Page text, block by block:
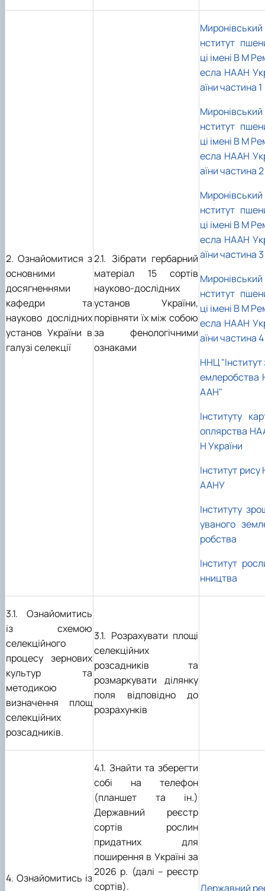
2. Ознайомитися з
основними
досягненнями
кафедри та
науково дослідних
установ України в
галузі селекції
2.1. Зібрати гербарний
матеріал 15 сортів
науково-дослідних
установ України,
порівняти їх між собою
за фенологічними
ознаками
Миронівський
нститут
ці імені В М
есла НААН
аїни частина 1
Миронівський
нститут
ці імені В М
есла НААН
аїни частина 2
Миронівський
нститут
ці імені В М
есла НААН
аїни частина 3
Миронівський
нститут
ці імені В М
есла НААН
аїни частина 4
ННЦ "Інститут
емлеробства
ААН"
Інституту
оплярства
Н України
Інститут рису
ААНУ
Інституту
уваного
робства
Інститут
нництва
3.1. Ознайомитись
із схемою
селекційного
процесу зернових
культур та
методикою
визначення площ
селекційних
розсадників.
3.1. Розрахувати площі
селекційних
розсадників та
розмаркувати ділянку
поля відповідно до
розрахунків
4. Ознайомитись із
4.1. Знайти та зберегти
собі на телефон
(планшет та ін.)
Державний реєстр
сортів рослин
придатних для
поширення в Україні за
2026 р. (далі – реєстр
сортів).
Державний